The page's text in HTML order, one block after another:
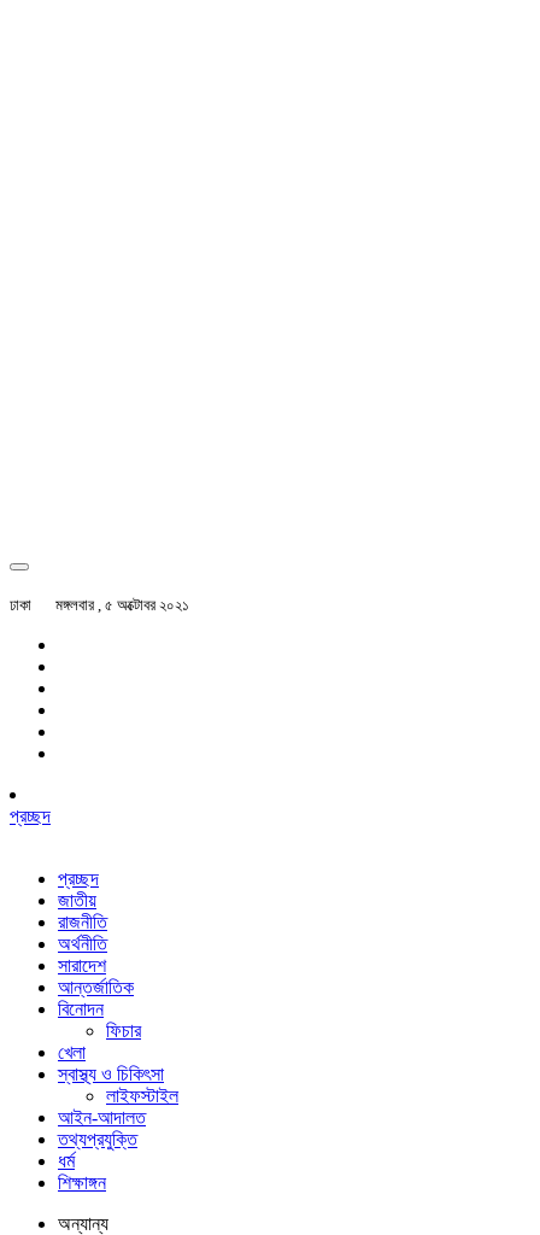
ঢাকা মঙ্গলবার , ৫ অক্টোবর ২০২১
প্রচ্ছদ
প্রচ্ছদ
জাতীয়
রাজনীতি
অর্থনীতি
সারাদেশ
আন্তর্জাতিক
বিনোদন
ফিচার
খেলা
স্বাস্থ্য ও চিকিৎসা
লাইফস্টাইল
আইন-আদালত
তথ্যপ্রযুক্তি
ধর্ম
শিক্ষাঙ্গন
অন্যান্য